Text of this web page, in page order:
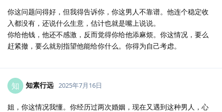
你这问题问得好，但我得告诉你，你这男人不靠谱。他连个稳定收
入都没有，还说什么生意，估计也就是嘴上说说。
你给他钱，他还不感激，反而觉得你给他添麻烦。你这情况，要么
赶紧撤，要么就别指望他能给你什么。你得为自己考虑。
知 知素行远 2025年7月16日
姐，你这情况我懂。你经历过两次婚姻，现在又遇到这种男人，心